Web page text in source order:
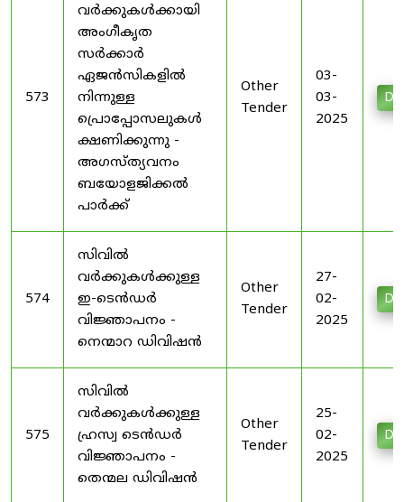
573
വർക്കുകൾക്കായി
അംഗീകൃത
സർക്കാർ
ഏജൻസികളിൽ
നിന്നുള്ള
പ്രൊപ്പോസലുകൾ
ക്ഷണിക്കുന്നു -
അഗസ്ത്യവനം
ബയോളജിക്കൽ
പാർക്ക്
Other
Tender
03-
03-
2025
574
സിവിൽ
വർക്കുകൾക്കുള്ള
ഇ-ടെൻഡർ
വിജ്ഞാപനം -
നെന്മാറ ഡിവിഷൻ
Other
Tender
27-
02-
2025
575
സിവിൽ
വർക്കുകൾക്കുള്ള
ഹ്രസ്വ ടെൻഡർ
വിജ്ഞാപനം -
തെന്മല ഡിവിഷൻ
Other
Tender
25-
02-
2025